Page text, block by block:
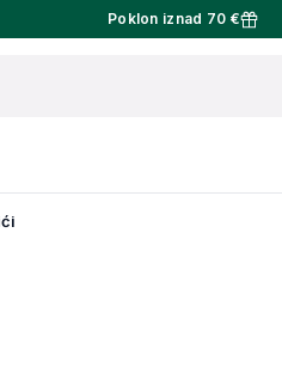
Poklon iznad 70 €